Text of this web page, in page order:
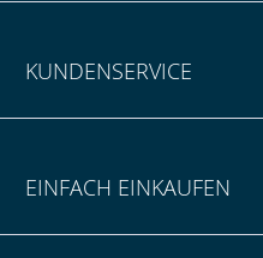
KUNDENSERVICE
EINFACH EINKAUFEN